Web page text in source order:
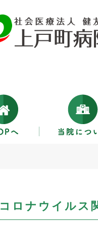
コロナウイルス